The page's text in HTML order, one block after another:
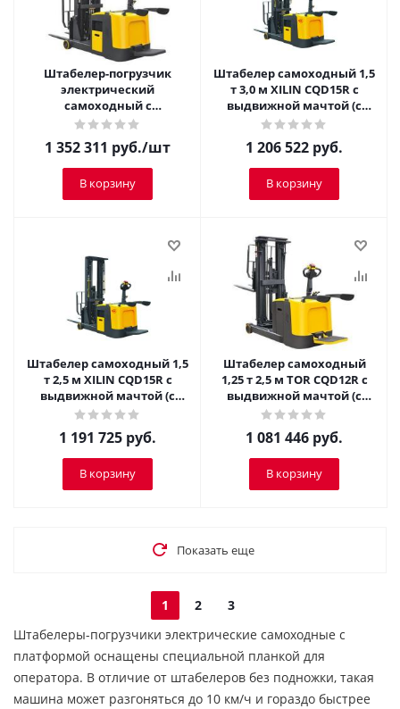
Штабелер-погрузчик
электрический
самоходный с
платформой TOR 1,5 т 5,6
м CPD15R
1 352 311 руб./шт
В корзину
Штабелер самоходный 1,5
т 3,0 м XILIN CQD15R с
выдвижной мачтой (с
платформой)
1 206 522 руб.
В корзину
Штабелер самоходный 1,5
т 2,5 м XILIN CQD15R с
выдвижной мачтой (с
платформой)
1 191 725 руб.
В корзину
Штабелер самоходный
1,25 т 2,5 м TOR CQD12R с
выдвижной мачтой (с
платформой)
1 081 446 руб.
В корзину
Показать еще
1 2
3
Штабелеры-погрузчики электрические самоходные с
платформой оснащены специальной планкой для
оператора. В отличие от штабелеров без подножки, такая
машина может разгоняться до 10 км/ч и гораздо быстрее